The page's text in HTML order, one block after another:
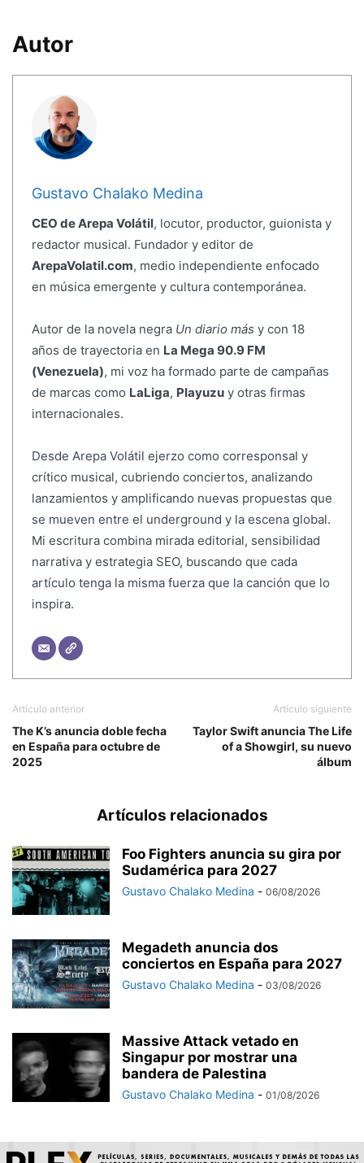
Autor
Gustavo Chalako Medina
CEO de Arepa Volátil, locutor, productor, guionista y
redactor musical. Fundador y editor de
ArepaVolatil.com, medio independiente enfocado
en música emergente y cultura contemporánea.
Autor de la novela negra Un diario más y con 18
años de trayectoria en La Mega 90.9 FM
(Venezuela), mi voz ha formado parte de campañas
de marcas como LaLiga, Playuzuy otras firmas
internacionales.
Desde Arepa Volátil ejerzo como corresponsal y
crítico musical, cubriendo conciertos, analizando
lanzamientos y amplificando nuevas propuestas que
se mueven entre el underground y la escena global.
Mi escritura combina mirada editorial, sensibilidad
narrativa y estrategia SEO, buscando que cada
artículo tenga la misma fuerza que la canción que lo
inspira.
Artículo anterior
The K’s anuncia doble fecha
en España para octubre de
2025
Artículo siguiente
Taylor Swift anuncia The Life
of a Showgirl, su nuevo
álbum
Artículos relacionados
Foo Fighters anuncia su gira por
Sudamérica para 2027
Gustavo Chalako Medina - 06/08/2026
Megadeth anuncia dos
conciertos en España para 2027
Gustavo Chalako Medina - 03/08/2026
Massive Attack vetado en
Singapur por mostrar una
bandera de Palestina
Gustavo Chalako Medina - 01/08/2026